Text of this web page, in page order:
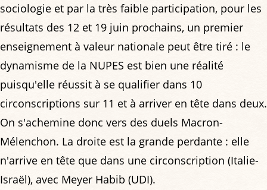
sociologie et par la très faible participation, pour les
résultats des 12 et 19 juin prochains, un premier
enseignement à valeur nationale peut être tiré : le
dynamisme de la NUPES est bien une réalité
puisqu'elle réussit à se qualifier dans 10
circonscriptions sur 11 et à arriver en tête dans deux.
On s'achemine donc vers des duels Macron-
Mélenchon. La droite est la grande perdante : elle
n'arrive en tête que dans une circonscription (Italie-
Israël), avec Meyer Habib (UDI).